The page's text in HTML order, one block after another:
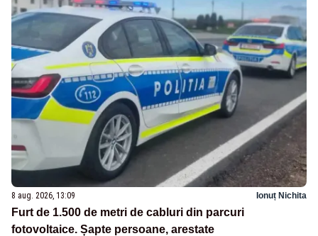
8 aug. 2026, 13:09 Ionuț Nichita
Furt de 1.500 de metri de cabluri din parcuri
fotovoltaice. Șapte persoane, arestate